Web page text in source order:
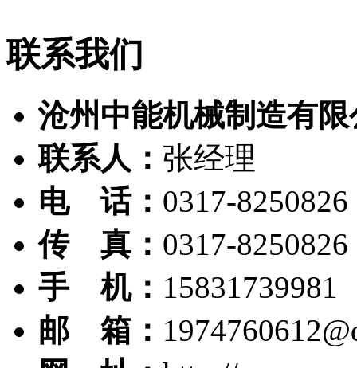
联系我们
沧州中能机械制造有限
联系人： 张经理
电 话： 0317-8250826
传 真： 0317-8250826
手 机： 15831739981
邮 箱：